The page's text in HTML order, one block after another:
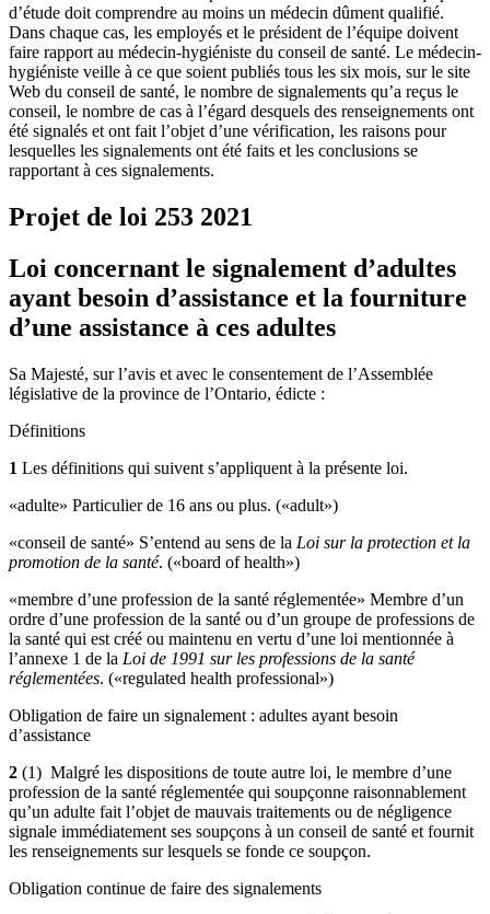
d’étude doit comprendre au moins un médecin dûment qualifié.
Dans chaque cas, les employés et le président de l’équipe doivent
faire rapport au médecin-hygiéniste du conseil de santé. Le médecin-
hygiéniste veille à ce que soient publiés tous les six mois, sur le site
Web du conseil de santé, le nombre de signalements qu’a reçus le
conseil, le nombre de cas à l’égard desquels des renseignements ont
été signalés et ont fait l’objet d’une vérification, les raisons pour
lesquelles les signalements ont été faits et les conclusions se
rapportant à ces signalements.
Projet de loi 253 2021
Loi concernant le signalement d’adultes
ayant besoin d’assistance et la fourniture
d’une assistance à ces adultes
Sa Majesté, sur l’avis et avec le consentement de l’Assemblée
législative de la province de l’Ontario, édicte :
Définitions
1 Les définitions qui suivent s’appliquent à la présente loi.
«adulte» Particulier de 16 ans ou plus. («adult»)
«conseil de santé» S’entend au sens de la Loi sur la protection et la
promotion de la santé. («board of health»)
«membre d’une profession de la santé réglementée» Membre d’un
ordre d’une profession de la santé ou d’un groupe de professions de
la santé qui est créé ou maintenu en vertu d’une loi mentionnée à
l’annexe 1 de la Loi de 1991 sur les professions de la santé
réglementées. («regulated health professional»)
Obligation de faire un signalement : adultes ayant besoin
d’assistance
2 (1) Malgré les dispositions de toute autre loi, le membre d’une
profession de la santé réglementée qui soupçonne raisonnablement
qu’un adulte fait l’objet de mauvais traitements ou de négligence
signale immédiatement ses soupçons à un conseil de santé et fournit
les renseignements sur lesquels se fonde ce soupçon.
Obligation continue de faire des signalements